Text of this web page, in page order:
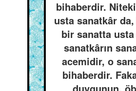
bihaberdir.
usta sanatkâr
bir sanatta
sanatkârın
acemidir, o
bihaberdir.